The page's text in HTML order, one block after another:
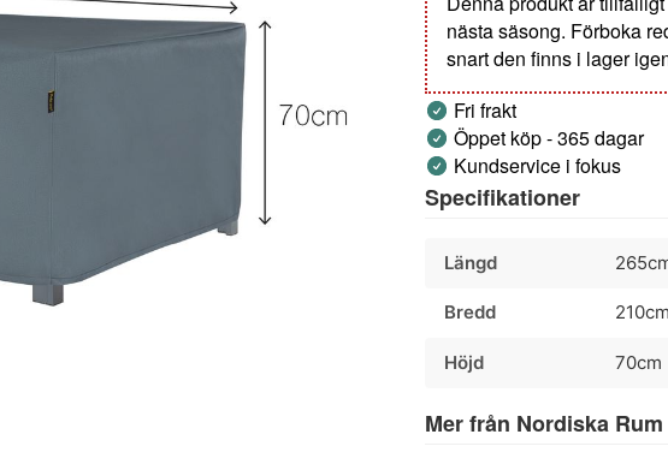
nästa säsong. Förboka
snart den finns i lager
Fri frakt
Öppet köp - 365 dagar
Kundservice i fokus
Specifikationer
Längd
Bredd 210cm
Höjd 70cm
Mer från Nordiska Rum